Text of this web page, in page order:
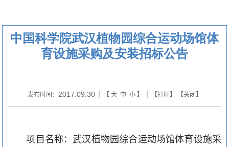
中国科学院武汉植物园综合运动场馆体
育设施采购及安装招标公告
发布时间： 2017.09.30| 【 大 中 小】 | 【打印】 【关闭】
项目名称：武汉植物园综合运动场馆体育设施采